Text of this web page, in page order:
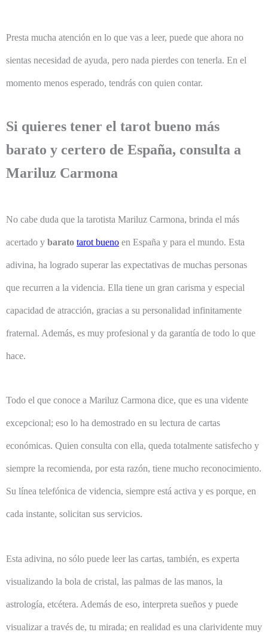
Presta mucha atención en lo que vas a leer, puede que ahora no
sientas necesidad de ayuda, pero nada pierdes con tenerla. En el
momento menos esperado, tendrás con quien contar.
Si quieres tener el tarot bueno más
barato y certero de España, consulta a
Mariluz Carmona
No cabe duda que la tarotista Mariluz Carmona, brinda el más
acertado y barato tarot bueno en España y para el mundo. Esta
adivina, ha logrado superar las expectativas de muchas personas
que recurren a la videncia. Ella tiene un gran carisma y especial
capacidad de atracción, gracias a su personalidad infinitamente
fraternal. Además, es muy profesional y da garantía de todo lo que
hace.
Todo el que conoce a Mariluz Carmona dice, que es una vidente
excepcional; eso lo ha demostrado en su lectura de cartas
económicas. Quien consulta con ella, queda totalmente satisfecho y
siempre la recomienda, por esta razón, tiene mucho reconocimiento.
Su línea telefónica de videncia, siempre está activa y es porque, en
cada instante, solicitan sus servicios.
Esta adivina, no sólo puede leer las cartas, también, es experta
visualizando la bola de cristal, las palmas de las manos, la
astrología, etcétera. Además de eso, interpreta sueños y puede
visualizar a través de, tu mirada; en realidad es una clarividente muy